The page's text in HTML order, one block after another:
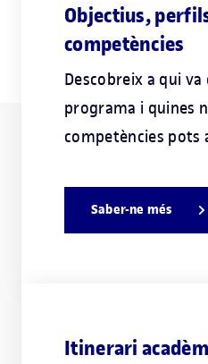
Objectius,
competències
Descobreix a qui
programa i quines
competències pots
Saber-ne més
Itinerari